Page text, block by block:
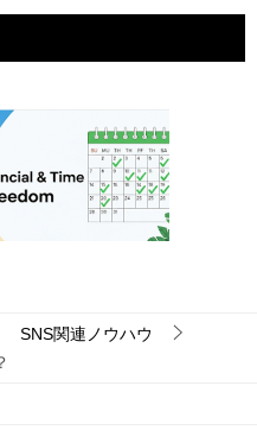
SNS関連ノウハウ